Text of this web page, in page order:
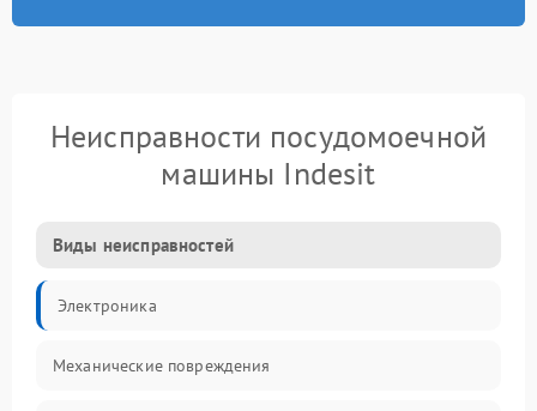
Неисправности посудомоечной
машины Indesit
Виды неисправностей
Электроника
Механические повреждения